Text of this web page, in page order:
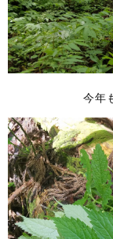
今年